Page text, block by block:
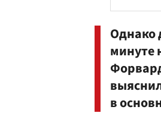
Однако
минуте
в